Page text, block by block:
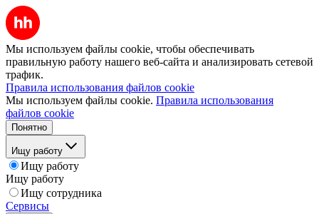
Мы используем файлы cookie, чтобы обеспечивать
правильную работу нашего веб-сайта и анализировать сетевой
трафик.
Правила использования файлов cookie
Мы используем файлы cookie. Правила использования
файлов cookie
Понятно
Ищу работу
Ищу работу
Ищу работу
Ищу сотрудника
Сервисы